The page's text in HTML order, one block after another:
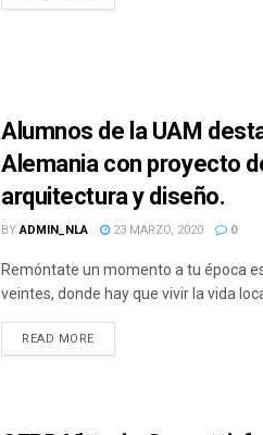
Alumnos de la UAM
Alemania con proyecto
arquitectura y diseño.
BY ADMIN_NLA 23 MARZO, 2020 0
Remóntate un momento a tu época
veintes, donde hay que vivir la vida
READ MORE